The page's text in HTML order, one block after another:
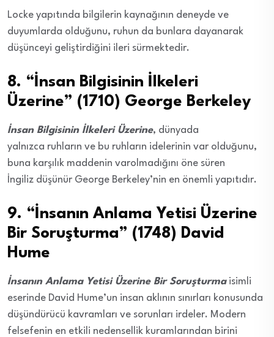
Locke yapıtında bilgilerin kaynağının deneyde ve
duyumlarda olduğunu, ruhun da bunlara dayanarak
düşünceyi geliştirdiğini ileri sürmektedir.
8. “İnsan Bilgisinin İlkeleri
Üzerine” (1710) George Berkeley
İnsan Bilgisinin İlkeleri Üzerine, dünyada
yalnızca ruhların ve bu ruhların idelerinin var olduğunu,
buna karşılık maddenin varolmadığını öne süren
İngiliz düşünür George Berkeley’nin en önemli yapıtıdır.
9. “İnsanın Anlama Yetisi Üzerine
Bir Soruşturma” (1748) David
Hume
İnsanın Anlama Yetisi Üzerine Bir Soruşturmaisimli
eserinde David Hume’un insan aklının sınırları konusunda
düşündürücü kavramları ve sorunları irdeler. Modern
felsefenin en etkili nedensellik kuramlarından birini